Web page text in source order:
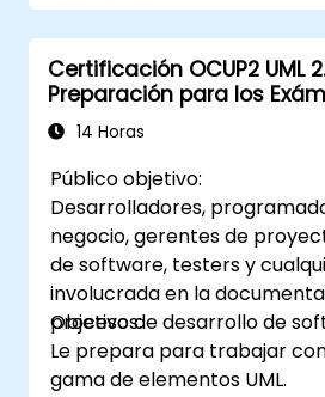
Certificación OCUP2 UML
Preparación para los
Intermedios
14 Horas
Público objetivo:
Desarrolladores,
negocio, gerentes de
de software, testers y
involucrada en la
proceso de desarrollo de
Objetivos:
Le prepara para trabajar
gama de elementos UML.